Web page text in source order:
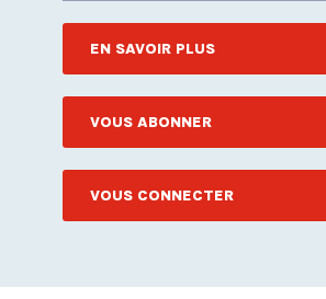
EN SAVOIR PLUS
VOUS ABONNER
VOUS CONNECTER